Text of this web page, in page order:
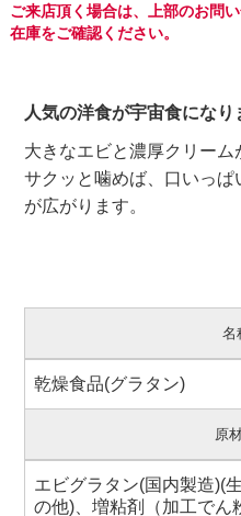
ご来店頂く場合は、上部のお問
在庫をご確認ください。
人気の洋食が宇宙食になり
大きなエビと濃厚クリーム
サクッと噛めば、口いっぱ
が広がります。
名
乾燥食品(グラタン)
原
エビグラタン(国内製造)(
の他)、増粘剤（加工でん